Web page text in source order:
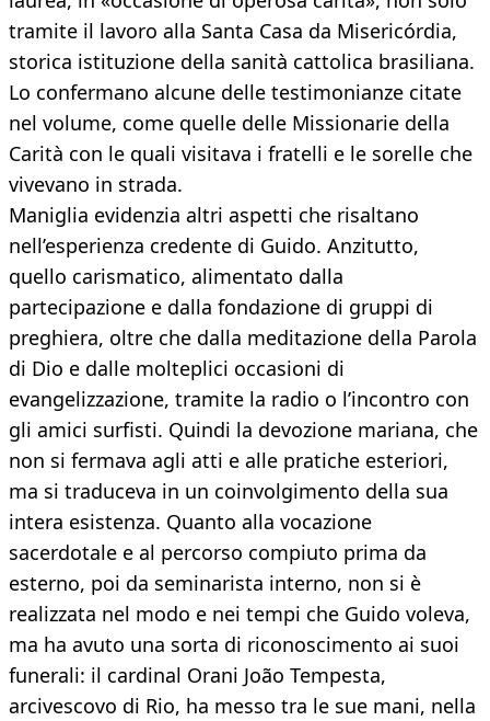
tramite il lavoro alla Santa Casa da Misericórdia,
storica istituzione della sanità cattolica brasiliana.
Lo confermano alcune delle testimonianze citate
nel volume, come quelle delle Missionarie della
Carità con le quali visitava i fratelli e le sorelle che
vivevano in strada.
Maniglia evidenzia altri aspetti che risaltano
nell’esperienza credente di Guido. Anzitutto,
quello carismatico, alimentato dalla
partecipazione e dalla fondazione di gruppi di
preghiera, oltre che dalla meditazione della Parola
di Dio e dalle molteplici occasioni di
evangelizzazione, tramite la radio o l’incontro con
gli amici surfisti. Quindi la devozione mariana, che
non si fermava agli atti e alle pratiche esteriori,
ma si traduceva in un coinvolgimento della sua
intera esistenza. Quanto alla vocazione
sacerdotale e al percorso compiuto prima da
esterno, poi da seminarista interno, non si è
realizzata nel modo e nei tempi che Guido voleva,
ma ha avuto una sorta di riconoscimento ai suoi
funerali: il cardinal Orani João Tempesta,
arcivescovo di Rio, ha messo tra le sue mani, nella